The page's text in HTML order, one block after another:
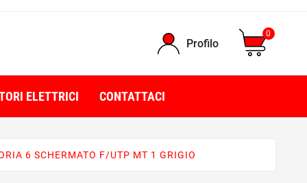
Profilo
0
ELETTRICI CONTATTACI
6 SCHERMATO F/UTP MT 1 GRIGIO